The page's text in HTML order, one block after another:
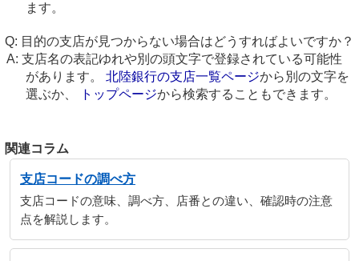
ます。
目的の支店が見つからない場合はどうすればよいですか？
支店名の表記ゆれや別の頭文字で登録されている可能性
があります。 北陸銀行の支店一覧ページから別の文字を
選ぶか、
トップページから検索することもできます。
関連コラム
支店コードの調べ方
支店コードの意味、調べ方、店番との違い、確認時の注意
点を解説します。